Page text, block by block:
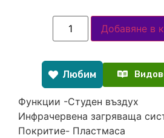
Добавяне в
Любим
Функции -Студен въздух
Инфрачервена загряваща
Покритие- Пластмаса